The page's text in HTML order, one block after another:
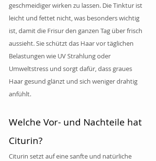
geschmeidiger wirken zu lassen. Die Tinktur ist
leicht und fettet nicht, was besonders wichtig
ist, damit die Frisur den ganzen Tag über frisch
aussieht. Sie schützt das Haar vor täglichen
Belastungen wie UV Strahlung oder
Umweltstress und sorgt dafür, dass graues
Haar gesund glänzt und sich weniger drahtig
anfühlt.
Welche Vor- und Nachteile hat
Citurin?
Citurin setzt auf eine sanfte und natürliche